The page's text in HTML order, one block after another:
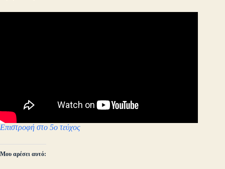
Επιστροφή στο 5ο τεύχος
Μου αρέσει αυτό: